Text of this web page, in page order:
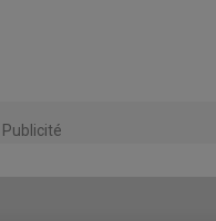
Publicité